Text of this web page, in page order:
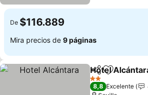
De $116.889
Mira precios de 9 páginas
CompartirAgregar a
Hotel
2 Estrellas
8,8 Excelente